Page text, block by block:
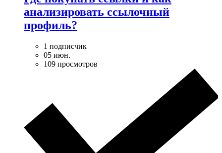
анализировать ссылочный
профиль?
1 подписчик
05 июн.
109 просмотров